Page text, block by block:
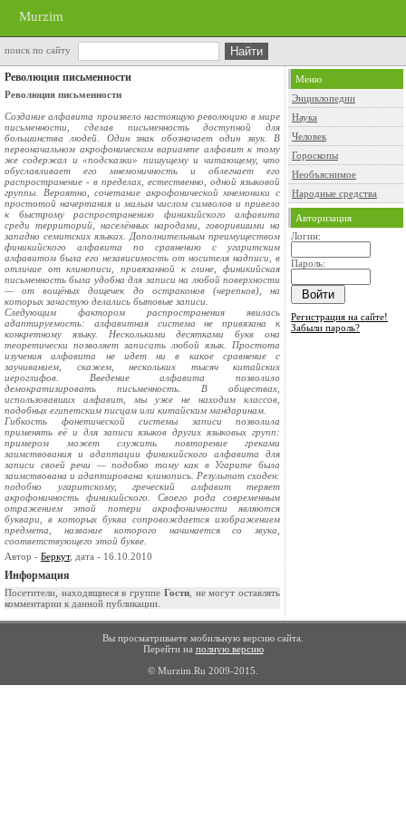
Murzim
поиск по сайту
Революция письменности
Революция письменности
Создание алфавита произвело настоящую революцию в мире
письменности, сделав письменность доступной для
большинства людей. Один знак обозначает один звук. В
первоначальном акрофоническом варианте алфавит к тому
же содержал и «подсказки» пишущему и читающему, что
обуславливает его мнемоничность и облегчает его
распространение - в пределах, естественно, одной языковой
группы. Вероятно, сочетание акрофонической мнемоники с
простотой начертания и малым числом символов и привело
к быстрому распространению финикийского алфавита
среди территорий, населённых народами, говорившими на
западно семитских языках. Дополнительным преимуществом
финикийского алфавита по сравнению с угаритским
алфавитом была его независимость от носителя надписи, в
отличие от клинописи, привязанной к глине, финикийская
письменность была удобна для записи на любой поверхности
— от вощёных дощечек до остраконов (черепков), на
которых зачастую делались бытовые записи.
Следующим фактором распространения явилась
адаптируемость: алфавитная система не привязана к
конкретному языку. Несколькими десятками букв она
теоретически позволяет записать любой язык. Простота
изучения алфавита не идет ни в какое сравнение с
заучиванием, скажем, нескольких тысяч китайских
иероглифов. Введение алфавита позволило
демократизировать письменность. В обществах,
использовавших алфавит, мы уже не находим классов,
подобных египетским писцам или китайским мандаринам.
Гибкость фонетической системы записи позволила
применять её и для записи языков других языковых групп:
примером может служить повторение греками
заимствования и адаптации финикийского алфавита для
записи своей речи — подобно тому как в Угарите была
заимствована и адаптирована клинопись. Результат сходен:
подобно угаритскому, греческий алфавит теряет
акрофоничность финикийского. Своего рода современным
отражением этой потери акрофоничности являются
буквари, в которых буква сопровождается изображением
предмета, название которого начинается со звука,
соответствующего этой букве.
Автор - Беркут, дата - 16.10.2010
Информация
Посетители, находящиеся в группе Гости, не могут оставлять
комментарии к данной публикации.
Меню
Энциклопедии
Наука
Человек
Гороскопы
Необъяснимое
Народные средства
Авторизация
Логин:
Пароль:
Регистрация на сайте!
Забыли пароль?
Вы просматриваете мобильную версию сайта.
Перейти на полную версию
© Murzim.Ru 2009-2015.